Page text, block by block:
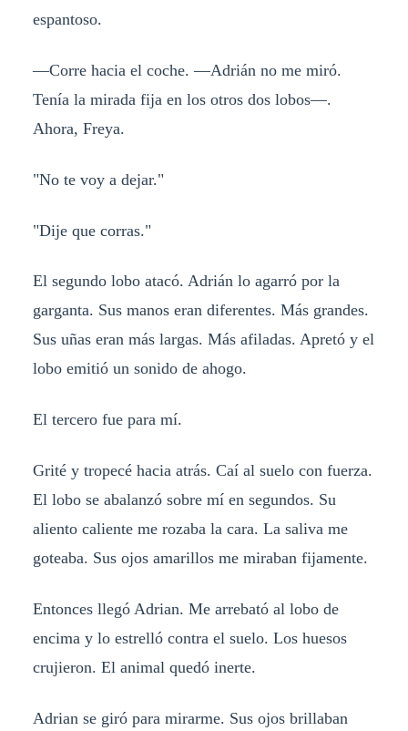
espantoso.
—Corre hacia el coche. —Adrián no me miró.
Tenía la mirada fija en los otros dos lobos—.
Ahora, Freya.
"No te voy a dejar."
"Dije que corras."
El segundo lobo atacó. Adrián lo agarró por la
garganta. Sus manos eran diferentes. Más grandes.
Sus uñas eran más largas. Más afiladas. Apretó y el
lobo emitió un sonido de ahogo.
El tercero fue para mí.
Grité y tropecé hacia atrás. Caí al suelo con fuerza.
El lobo se abalanzó sobre mí en segundos. Su
aliento caliente me rozaba la cara. La saliva me
goteaba. Sus ojos amarillos me miraban fijamente.
Entonces llegó Adrian. Me arrebató al lobo de
encima y lo estrelló contra el suelo. Los huesos
crujieron. El animal quedó inerte.
Adrian se giró para mirarme. Sus ojos brillaban